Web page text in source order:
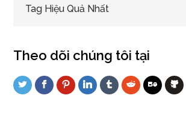
Tag Hiệu Quả Nhất
Theo dõi chúng tôi tại